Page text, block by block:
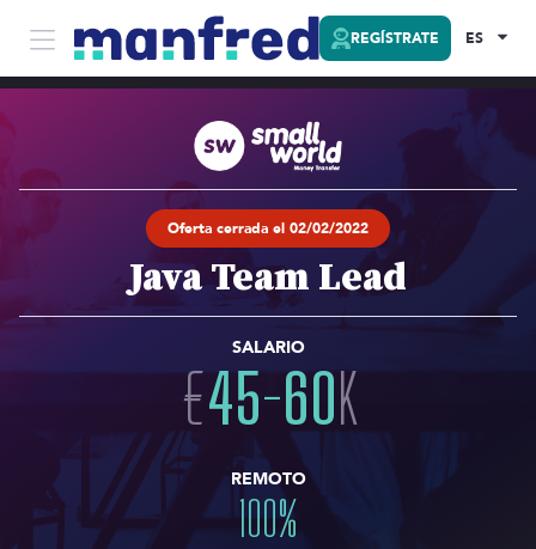
REGÍSTRATE ES
Oferta cerrada el 02/02/2022
Java Team Lead
SALARIO
€45-60K
REMOTO
100%